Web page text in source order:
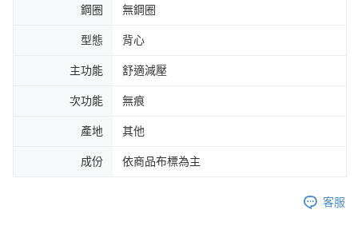
鋼圈 無鋼圈
型態 背心
主功能 舒適減壓
次功能 無痕
產地 其他
成份 依商品布標為主
客服